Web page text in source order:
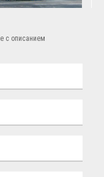
с описанием